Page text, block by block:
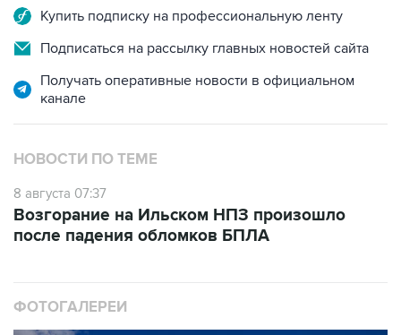
Купить подписку на профессиональную ленту
Подписаться на рассылку главных новостей сайта
Получать оперативные новости в официальном
канале
НОВОСТИ ПО ТЕМЕ
8 августа 07:37
Возгорание на Ильском НПЗ произошло
после падения обломков БПЛА
ФОТОГАЛЕРЕИ